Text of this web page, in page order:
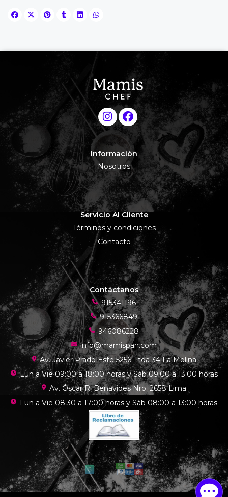
Información
Nosotros
Servicio Al Cliente
Términos y condiciones
Contacto
Contáctanos
915341196
915366849
946086228
info@mamispan.com
Av. Javier Prado Este 5256 - tda 34 La Molina
Lun a Vie 09:00 a 18:00 horas y Sáb 09:00 a 13:00 horas
Av. Óscar R. Benavides Nro. 2658 Lima
Lun a Vie 08:30 a 17:00 horas y Sáb 08:00 a 13:00 horas